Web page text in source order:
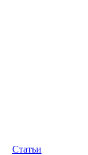
Статьи